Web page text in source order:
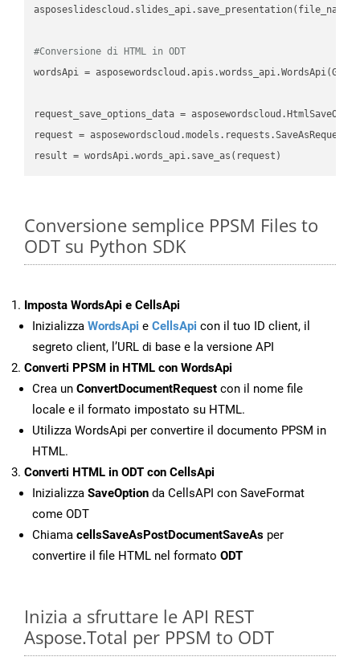
#Conversione di HTML in ODT
wordsApi =
request_save_options_data =
request =
Conversione semplice PPSM Files to
ODT su Python SDK
Imposta WordsApi e CellsApi
Inizializza WordsApi e CellsApi con il tuo ID client, il
segreto client, l’URL di base e la versione API
Converti PPSM in HTML con WordsApi
Crea un ConvertDocumentRequest con il nome file
locale e il formato impostato su HTML.
Utilizza WordsApi per convertire il documento PPSM in
HTML.
Converti HTML in ODT con CellsApi
Inizializza SaveOption da CellsAPI con SaveFormat
come ODT
Chiama cellsSaveAsPostDocumentSaveAs per
convertire il file HTML nel formato ODT
Inizia a sfruttare le API REST
Aspose.Total per PPSM to ODT